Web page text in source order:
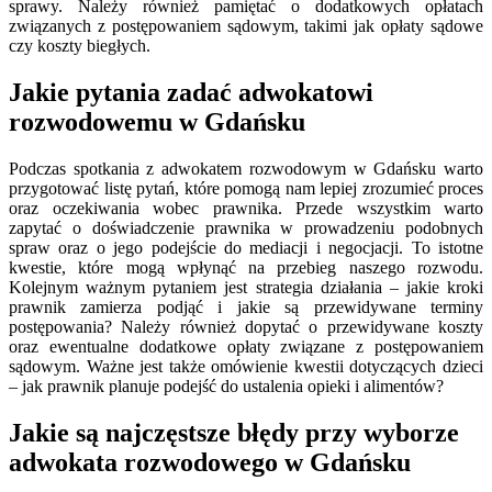
sprawy. Należy również pamiętać o dodatkowych opłatach
związanych z postępowaniem sądowym, takimi jak opłaty sądowe
czy koszty biegłych.
Jakie pytania zadać adwokatowi
rozwodowemu w Gdańsku
Podczas spotkania z adwokatem rozwodowym w Gdańsku warto
przygotować listę pytań, które pomogą nam lepiej zrozumieć proces
oraz oczekiwania wobec prawnika. Przede wszystkim warto
zapytać o doświadczenie prawnika w prowadzeniu podobnych
spraw oraz o jego podejście do mediacji i negocjacji. To istotne
kwestie, które mogą wpłynąć na przebieg naszego rozwodu.
Kolejnym ważnym pytaniem jest strategia działania – jakie kroki
prawnik zamierza podjąć i jakie są przewidywane terminy
postępowania? Należy również dopytać o przewidywane koszty
oraz ewentualne dodatkowe opłaty związane z postępowaniem
sądowym. Ważne jest także omówienie kwestii dotyczących dzieci
– jak prawnik planuje podejść do ustalenia opieki i alimentów?
Jakie są najczęstsze błędy przy wyborze
adwokata rozwodowego w Gdańsku